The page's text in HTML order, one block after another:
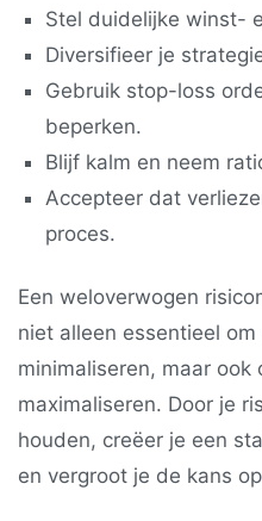
Stel duidelijke winst-
Diversifieer je
Gebruik stop-loss
beperken.
Blijf kalm en neem
Accepteer dat
proces.
Een weloverwogen
niet alleen essentieel
minimaliseren, maar ook
maximaliseren. Door je
houden, creëer je een
en vergroot je de kans